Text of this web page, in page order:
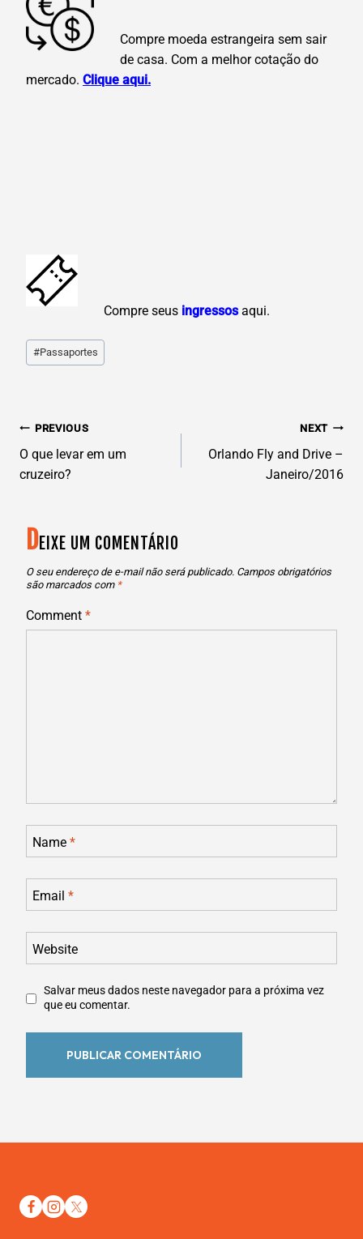
Compre moeda estrangeira sem sair
de casa. Com a melhor cotação do
mercado. Clique aqui.
Compre seus ingressosaqui.
Post
Tags:
#Passaportes
NAVEGAÇÃO
POST
PREVIOUS
O que levar em um
cruzeiro?
NEXT
Orlando Fly and Drive –
Janeiro/2016
DEIXE UM COMENTÁRIO
O seu endereço de e-mail não será publicado. Campos obrigatórios
são marcados com *
Comment *
Name *
Email *
Website
Salvar meus dados neste navegador para a próxima vez
que eu comentar.